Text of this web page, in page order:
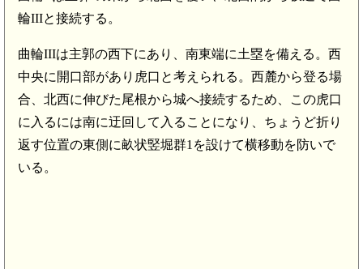
輪IIIと接続する。
曲輪IIIは主郭の西下にあり、南東端に土塁を備える。西
中央に開口部があり虎口と考えられる。西麓から登る場
合、北西に伸びた尾根から城へ接続するため、この虎口
に入るには南に迂回して入ることになり、ちょうど折り
返す位置の東側に畝状竪堀群1を設けて横移動を防いで
いる。